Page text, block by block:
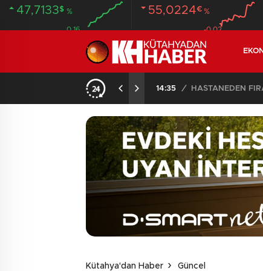
47,7133$ %
0.16
55,0224€ %
-0.02
20:58 /
Kütahya'dan Haber Güncel